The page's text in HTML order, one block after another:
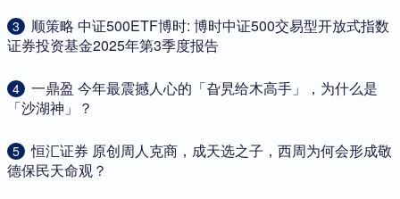
3
​顺策略 中证500ETF博时: 博时中证500交易型开放式指数
证券投资基金2025年第3季度报告
4
​一鼎盈 今年最震撼人心的「旮旯给木高手」，为什么是
「沙湖神」？
5
​恒汇证券 原创周人克商，成天选之子，西周为何会形成敬
德保民天命观？